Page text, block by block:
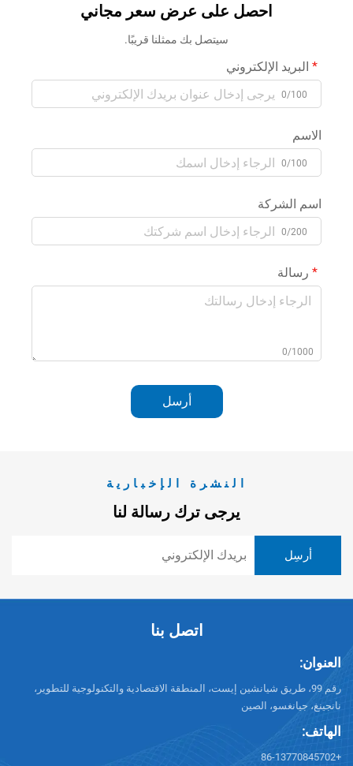
احصل على عرض سعر مجاني
سيتصل بك ممثلنا قريبًا.
البريد الإلكتروني
0/100
الاسم
0/100
اسم الشركة
0/200
رسالة
0/1000
أرسل
النشرة الإخبارية
يرجى ترك رسالة لنا
اتصل بنا
العنوان:
رقم 99، طريق شيانشين إيست، المنطقة الاقتصادية والتكنولوجية للتطوير،
نانجينغ، جيانغسو، الصين
الهاتف:
+86-13770845702